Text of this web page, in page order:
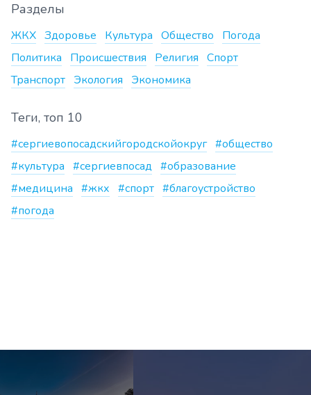
Разделы
ЖКХ Здоровье Культура Общество
Погода
Политика
Происшествия Религия Спорт
Транспорт Экология Экономика
Теги, топ 10
#сергиевопосадскийгородскойокруг #общество
#культура #сергиевпосад #образование
#медицина #жкх #спорт #благоустройство
#погода